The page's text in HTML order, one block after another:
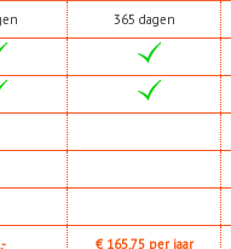
365 dagen
€ 165,75 per jaar